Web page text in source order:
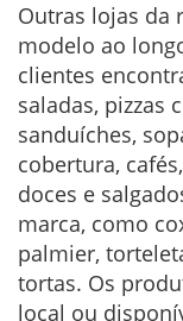
Outras lojas da
modelo ao
clientes
saladas, pizzas
sanduíches,
cobertura,
doces e
marca, como
palmier,
tortas. Os
local ou